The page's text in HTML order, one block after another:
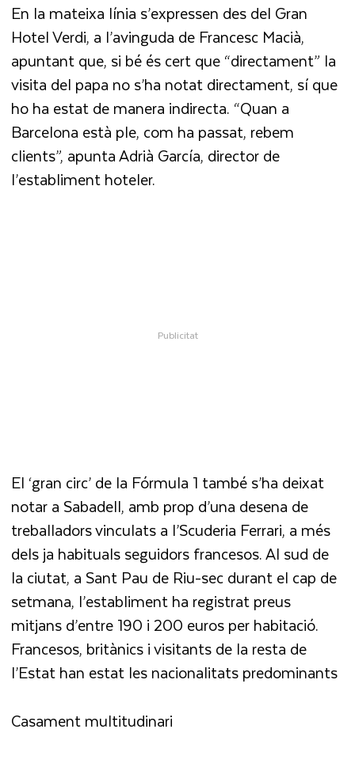
En la mateixa línia s’expressen des del Gran
Hotel Verdi, a l’avinguda de Francesc Macià,
apuntant que, si bé és cert que “directament” la
visita del papa no s’ha notat directament, sí que
ho ha estat de manera indirecta. “Quan a
Barcelona està ple, com ha passat, rebem
clients”, apunta Adrià García, director de
l’establiment hoteler.
El ‘gran circ’ de la Fórmula 1 també s’ha deixat
notar a Sabadell, amb prop d’una desena de
treballadors vinculats a l’Scuderia Ferrari, a més
dels ja habituals seguidors francesos. Al sud de
la ciutat, a Sant Pau de Riu-sec durant el cap de
setmana, l’establiment ha registrat preus
mitjans d’entre 190 i 200 euros per habitació.
Francesos, britànics i visitants de la resta de
l’Estat han estat les nacionalitats predominants
Casament multitudinari